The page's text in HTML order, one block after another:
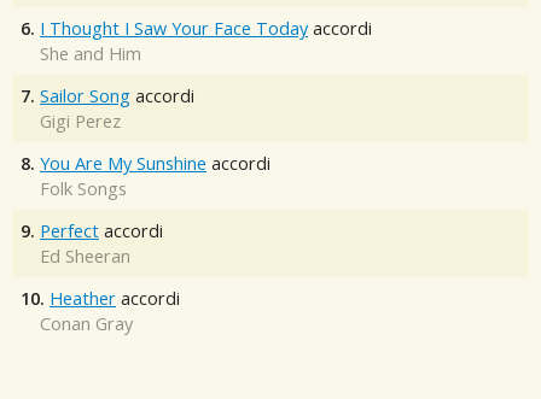
6. I Thought I Saw Your Face Today accordi
She and Him
7. Sailor Song accordi
Gigi Perez
8. You Are My Sunshine accordi
Folk Songs
9. Perfect accordi
Ed Sheeran
10. Heather accordi
Conan Gray